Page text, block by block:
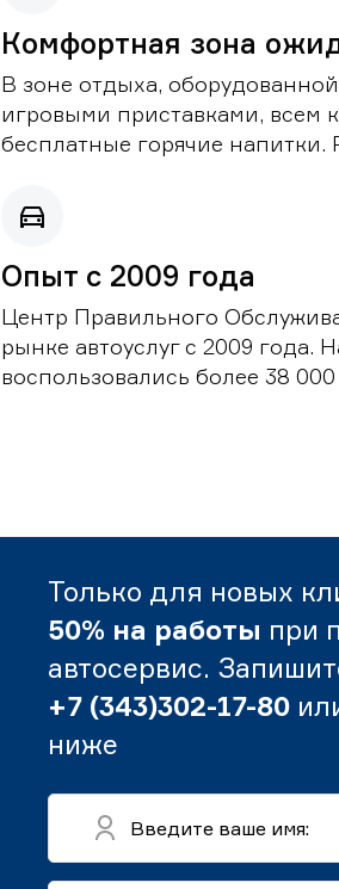
Комфортная зона
В зоне отдыха,
игровыми приставками, всем
бесплатные горячие напитки.
Опыт с 2009 года
Центр Правильного
рынке автоуслуг с 2009 года.
воспользовались более 38
Только для новых
50% на работы при
автосервис.
+7 (343)302-17-80
ниже